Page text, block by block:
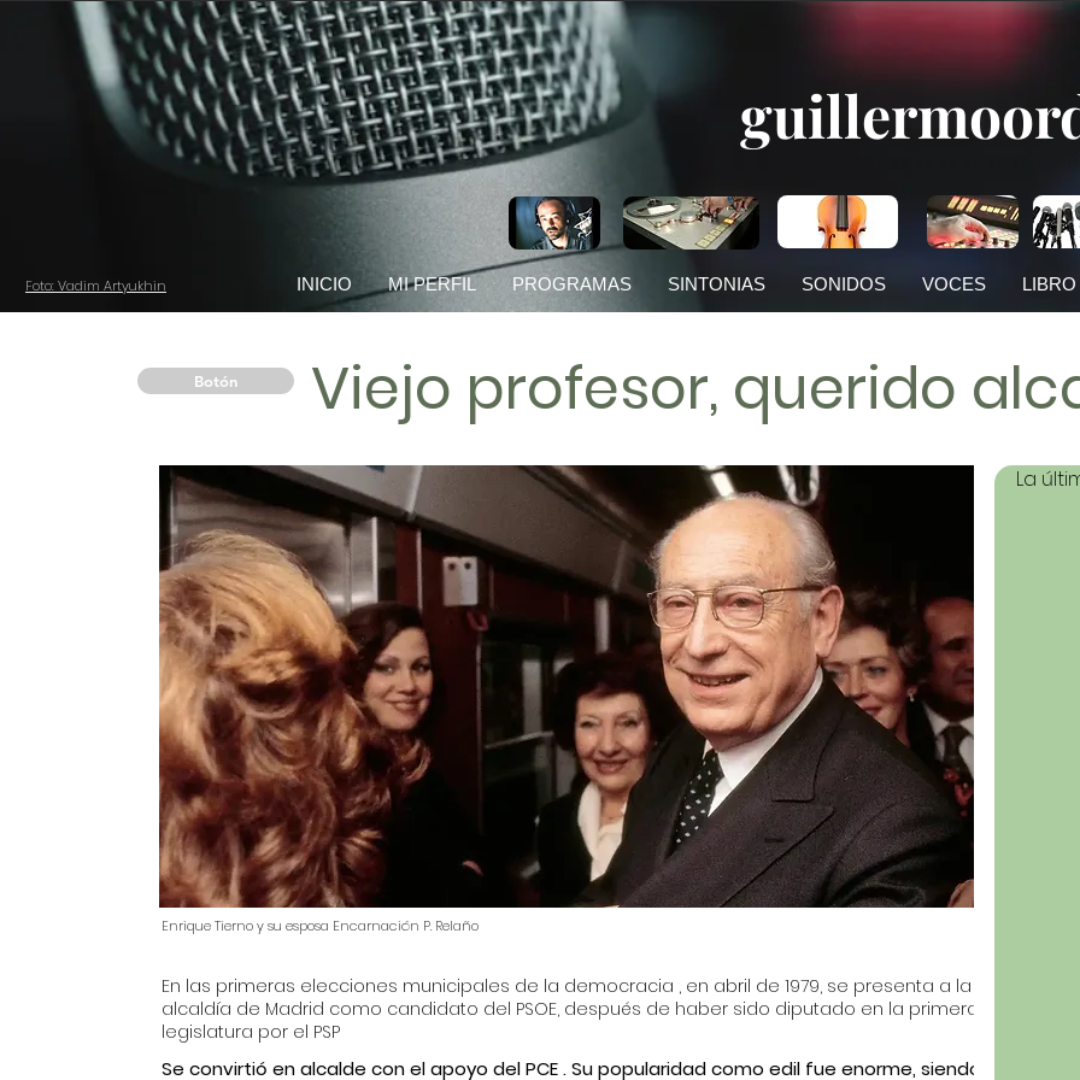
Foto: Vadim Artyukhin INICIO MI PERFIL PROGRAMAS SINTONIAS SONIDOS VOCES LIBRO
Botón Viejo profesor, querido
Enrique Tierno y su esposa Encarnación P. Relaño
En las primeras elecciones municipales de la democracia , en abril de 1979, se presenta a la
alcaldía de Madrid como candidato del PSOE, después de haber sido diputado en la primera
legislatura por el PSP
Se convirtió en alcalde con el apoyo del PCE . Su popularidad como edil fue enorme, siendo
La